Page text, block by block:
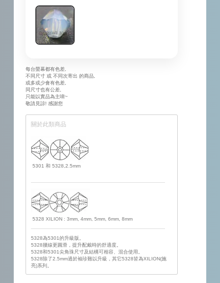
每台螢幕都有色差,
不同尺寸 或 不同次寄出 的商品,
或多或少會有色差,
同尺寸也有公差,
只能以實品為主唷~
敬請見諒! 感謝您
關於此類商品
5301 和 5328,2.5mm
5328 XILION : 3mm, 4mm, 5mm, 6mm, 8mm
5328為5301的升級版。
5328腰線更圓滑，提升配戴時的舒適度。
5328和5301尖角珠尺寸及結構可相容、混合使用。
5328除了2.5mm過於袖珍難以升級，其它5328皆為XILION(施
亮)系列。